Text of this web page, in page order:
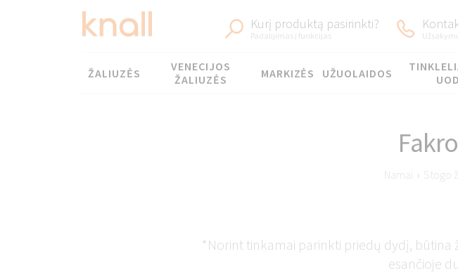
Kurį produktą pasirinkti?
Padalijimas į funkcijas
Meniu
ŽALIUZĖS
VENECIJOS
ŽALIUZĖS
MARKIZĖS UŽUOLAIDOS
Namai › Stogo
*Norint tinkamai parinkti priedų dydį,
esančioje